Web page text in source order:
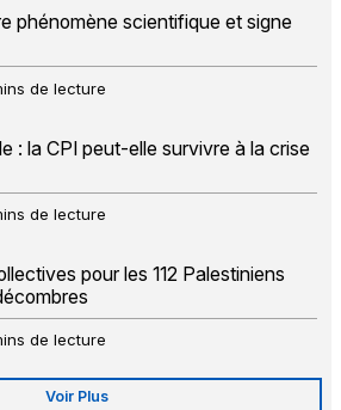
phénomène scientifique et signe
de lecture
: la CPI peut-elle survivre à la crise
de lecture
pour les 112 Palestiniens
de lecture
Voir Plus